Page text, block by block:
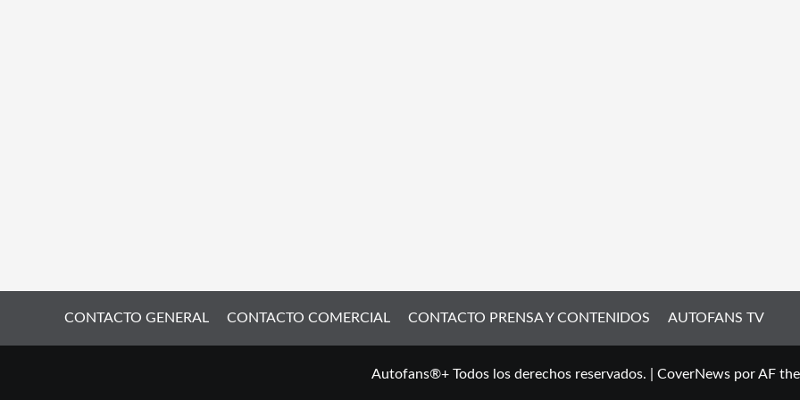
CONTACTO GENERAL CONTACTO COMERCIAL CONTACTO PRENSA Y CONTENIDOS AUTOFANS TV
Autofans®+ Todos los derechos reservados. CoverNews por AF